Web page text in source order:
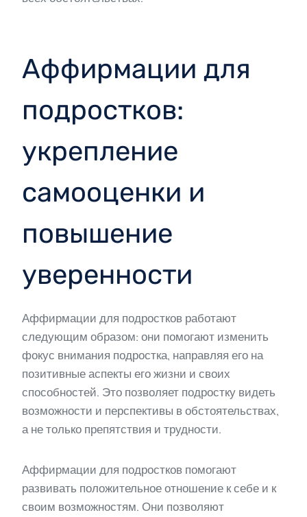
Аффирмации для
подростков:
укрепление
самооценки и
повышение
уверенности
Аффирмации для подростков работают
следующим образом: они помогают изменить
фокус внимания подростка, направляя его на
позитивные аспекты его жизни и своих
способностей. Это позволяет подростку видеть
возможности и перспективы в обстоятельствах,
а не только препятствия и трудности.
Аффирмации для подростков помогают
развивать положительное отношение к себе и к
своим возможностям. Они позволяют